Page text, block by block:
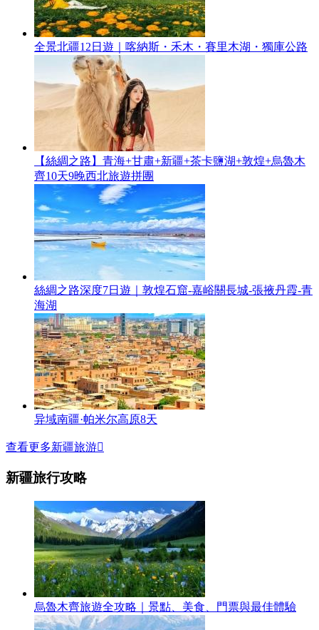
全景北疆12日遊｜喀納斯・禾木・賽里木湖・獨庫公路
【絲綢之路】青海+甘肅+新疆+茶卡鹽湖+敦煌+烏魯木
齊10天9晚西北旅遊拼團
絲綢之路深度7日遊｜敦煌石窟-嘉峪關長城-張掖丹霞-青
海湖
异域南疆·帕米尔高原8天
查看更多新疆旅游
新疆旅行攻略
烏魯木齊旅遊全攻略｜景點、美食、門票與最佳體驗